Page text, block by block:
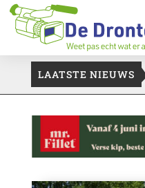
LAATSTE NIEUWS
zal ook nog wel even duren’